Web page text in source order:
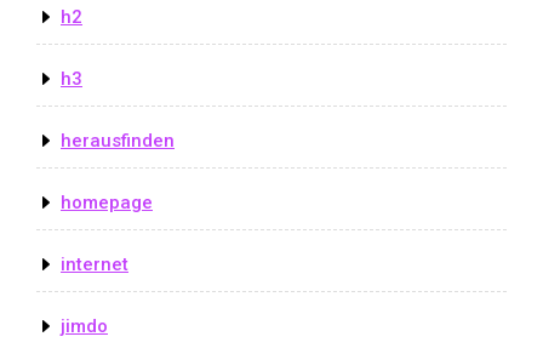
h2
h3
herausfinden
homepage
internet
jimdo